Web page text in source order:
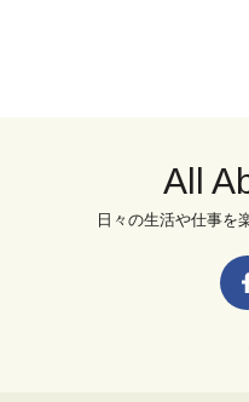
All
日々の生活や仕事を